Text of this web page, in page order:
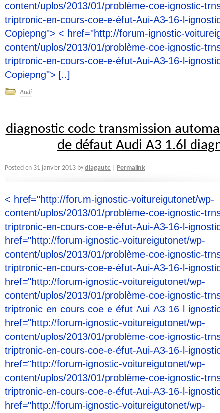
content/uplos/2013/01/problème-coe-ignostic-
triptronic-en-cours-coe-e-éfut-Aui-A3-16-l-
Copiepng"> < href="http://forum-ignostic-
content/uplos/2013/01/problème-coe-ignostic-
triptronic-en-cours-coe-e-éfut-Aui-A3-16-l-
Copiepng"> [..]
Audi
diagnostic code transmission
de défaut Audi A3 1.6l
Posted on 31 janvier 2013 by diagauto Permalink
< href="http://forum-ignostic-voitureigutonet/wp-
content/uplos/2013/01/problème-coe-ignostic-
triptronic-en-cours-coe-e-éfut-Aui-A3-16-l-
href="http://forum-ignostic-voitureigutonet/wp-
content/uplos/2013/01/problème-coe-ignostic-
triptronic-en-cours-coe-e-éfut-Aui-A3-16-l-
href="http://forum-ignostic-voitureigutonet/wp-
content/uplos/2013/01/problème-coe-ignostic-
triptronic-en-cours-coe-e-éfut-Aui-A3-16-l-
href="http://forum-ignostic-voitureigutonet/wp-
content/uplos/2013/01/problème-coe-ignostic-
triptronic-en-cours-coe-e-éfut-Aui-A3-16-l-
href="http://forum-ignostic-voitureigutonet/wp-
content/uplos/2013/01/problème-coe-ignostic-
triptronic-en-cours-coe-e-éfut-Aui-A3-16-l-
href="http://forum-ignostic-voitureigutonet/wp-